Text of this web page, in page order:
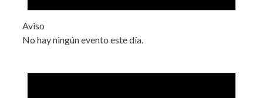
Aviso
No hay ningún evento este día.